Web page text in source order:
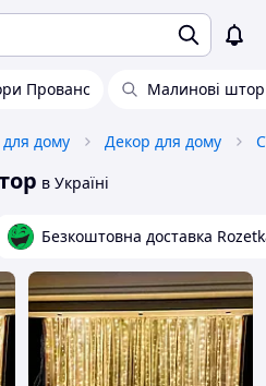
Прованс Малинові
дому Декор для дому
в Україні
Безкоштовна доставка